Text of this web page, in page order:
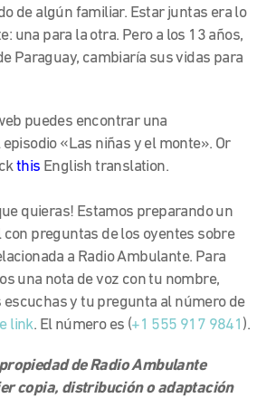
de algún familiar. Estar juntas era lo
una para la otra. Pero a los 13 años,
Paraguay, cambiaría sus vidas para
puedes encontrar una
episodio «Las niñas y el monte». Or
this English translation.
quieras! Estamos preparando un
con preguntas de los oyentes sobre
a Radio Ambulante. Para
una nota de voz con tu nombre,
escuchas y tu pregunta al número de
link. El número es (+1 555 917 9841 ).
de Radio Ambulante
copia, distribución o adaptación